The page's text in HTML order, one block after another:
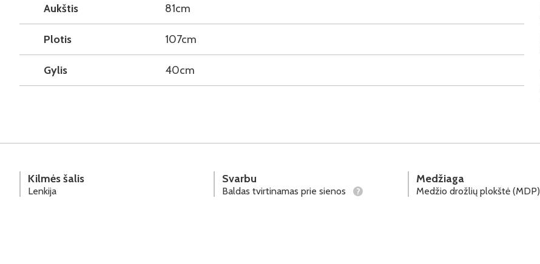
Aukštis 81cm
Plotis 107cm
Gylis 40cm
Kilmės šalis
Lenkija
Svarbu
Baldas tvirtinamas prie sienos ?
Medžiaga
Medžio drožlių plokštė (MDP)